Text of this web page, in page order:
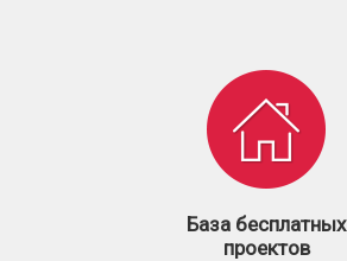
База бесплатных
проектов